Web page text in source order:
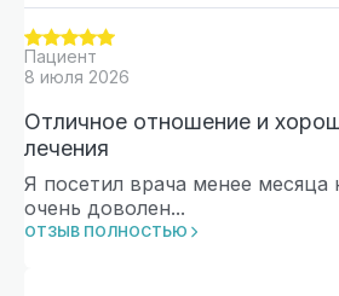
Пациент
8 июля 2026
Отличное отношение и
лечения
Я посетил врача менее месяца
очень доволен...
ОТЗЫВ ПОЛНОСТЬЮ